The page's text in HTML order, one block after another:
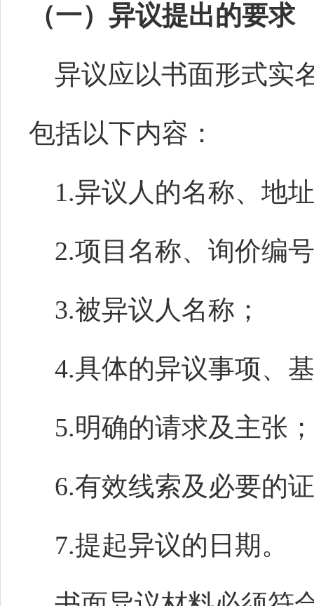
（一）异议提出的要求
异议应以书面形式实
包括以下内容：
1.异议人的名称、地
2.项目名称、询价编
3.被异议人名称；
4.具体的异议事项、
5.明确的请求及主张；
6.有效线索及必要的
7.提起异议的日期。